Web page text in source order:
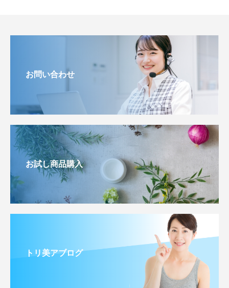
お問い合わせ
お試し商品購入
トリ美アブログ